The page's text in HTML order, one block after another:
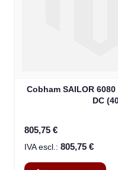
Cobham SAILOR
DC
805,75 €
805,75 €